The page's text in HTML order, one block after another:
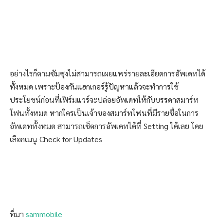
อย่างไรก็ตามซัมซุงไม่สามารถเผยแพร่รายละเอียดการอัพเดทได้
ทั้งหมด เพราะป้องกันแฮกเกอร์รู้ปัญหาแล้วจะทำการใช้
ประโยชน์ก่อนที่เฟิร์มแวร์จะปล่อยอัพเดทให้กับบรรดาสมาร์ท
โฟนทั้งหมด หากใครเป็นเจ้าของสมาร์ทโฟนที่มีรายชื่อในการ
อัพเดททั้งหมด สามารถเช็คการอัพเดทได้ที่ Setting ได้เลย โดย
เลือกเมนู Check for Updates
ที่มา sammobile